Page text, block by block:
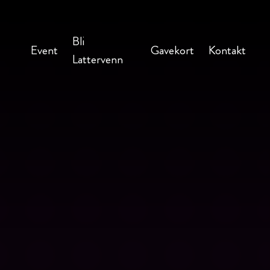
Event
Bli
Lattervenn
Gavekort Kontakt